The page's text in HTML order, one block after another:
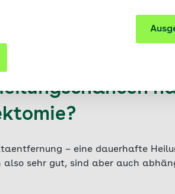
– eine dauerhafte
sehr gut, sind aber auch